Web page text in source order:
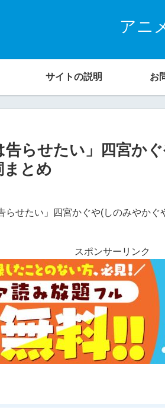
アニ
サイトの説明 お
告らせたい」四宮か
まとめ
らせたい」四宮かぐや(しのみやかぐ
スポンサーリンク